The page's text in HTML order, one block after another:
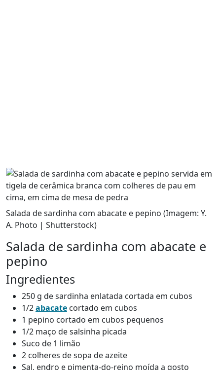
Salada de sardinha com abacate e pepino (Imagem: Y.
A. Photo | Shutterstock)
Salada de sardinha com abacate e
pepino
Ingredientes
250 g de sardinha enlatada cortada em cubos
1/2abacate cortado em cubos
1 pepino cortado em cubos pequenos
1/2 maço de salsinha picada
Suco de 1 limão
2 colheres de sopa de azeite
Sal, endro e pimenta-do-reino moída a gosto